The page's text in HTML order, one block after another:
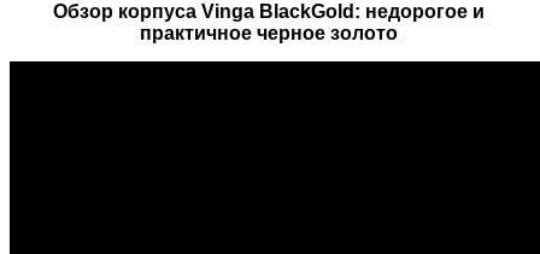
Обзор корпуса Vinga BlackGold: недорогое и
практичное черное золото